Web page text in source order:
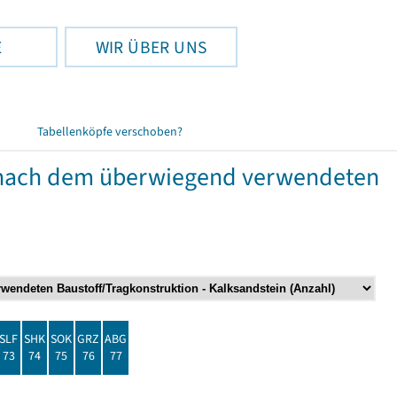
WIR ÜBER UNS
Tabellenköpfe verschoben?
dem überwiegend verwendeten
SLF
73
SHK
74
SOK
75
GRZ
76
ABG
77